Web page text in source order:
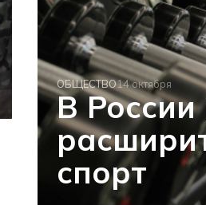
ОБЩЕСТВО14 октября
В
спорт